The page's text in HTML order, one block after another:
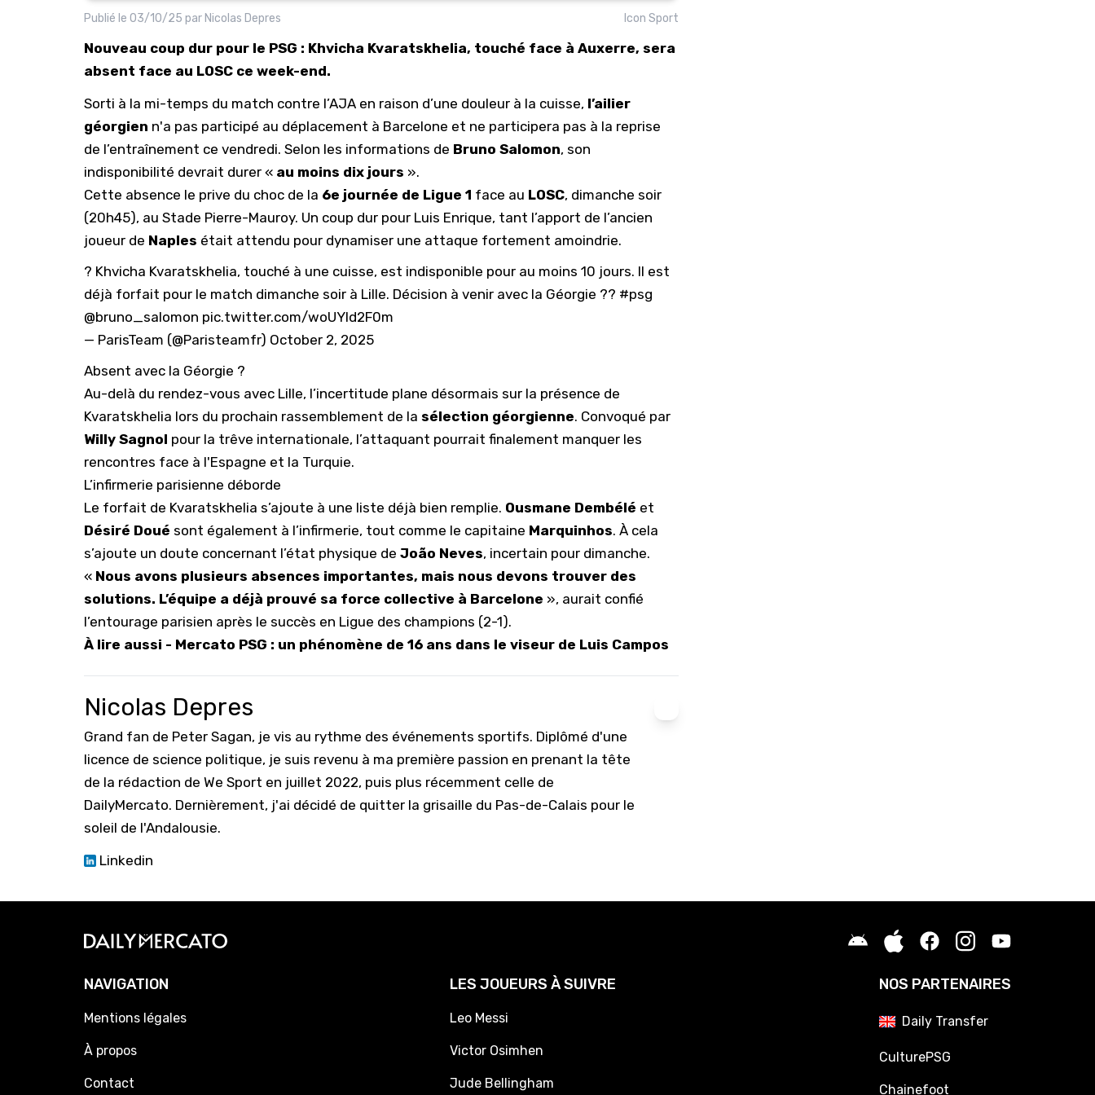
Publié le 03/10/25 par Nicolas Depres Icon Sport
Nouveau coup dur pour le PSG : Khvicha Kvaratskhelia, touché face à Auxerre, sera
absent face au LOSC ce week-end.
Sorti à la mi-temps du match contre l’AJA en raison d’une douleur à la cuisse, l’ailier
géorgien n'a pas participé au déplacement à Barcelone et ne participera pas à la reprise
de l’entraînement ce vendredi. Selon les informations de Bruno Salomon, son
indisponibilité devrait durer « au moins dix jours ».
Cette absence le prive du choc de la 6e journée de Ligue 1 face au LOSC, dimanche soir
(20h45), au Stade Pierre-Mauroy. Un coup dur pour Luis Enrique, tant l’apport de l’ancien
joueur de Naples était attendu pour dynamiser une attaque fortement amoindrie.
? Khvicha Kvaratskhelia, touché à une cuisse, est indisponible pour au moins 10 jours. Il est
déjà forfait pour le match dimanche soir à Lille. Décision à venir avec la Géorgie ?? #psg
@bruno_salomon pic.twitter.com/woUYld2F0m
— ParisTeam (@Paristeamfr) October 2, 2025
Absent avec la Géorgie ?
Au-delà du rendez-vous avec Lille, l’incertitude plane désormais sur la présence de
Kvaratskhelia lors du prochain rassemblement de la sélection géorgienne. Convoqué par
Willy Sagnol pour la trêve internationale, l’attaquant pourrait finalement manquer les
rencontres face à l'Espagne et la Turquie.
L’infirmerie parisienne déborde
Le forfait de Kvaratskhelia s’ajoute à une liste déjà bien remplie. Ousmane Dembélé et
Désiré Doué sont également à l’infirmerie, tout comme le capitaine Marquinhos. À cela
s’ajoute un doute concernant l’état physique de João Neves, incertain pour dimanche.
« Nous avons plusieurs absences importantes, mais nous devons trouver des
solutions. L’équipe a déjà prouvé sa force collective à Barcelone », aurait confié
l’entourage parisien après le succès en Ligue des champions (2-1).
À lire aussi - Mercato PSG : un phénomène de 16 ans dans le viseur de Luis Campos
Nicolas Depres
Grand fan de Peter Sagan, je vis au rythme des événements sportifs. Diplômé d'une
licence de science politique, je suis revenu à ma première passion en prenant la tête
de la rédaction de We Sport en juillet 2022, puis plus récemment celle de
DailyMercato. Dernièrement, j'ai décidé de quitter la grisaille du Pas-de-Calais pour le
soleil de l'Andalousie.
Linkedin
NAVIGATION
Mentions légales
À propos
Contact
LES JOUEURS À SUIVRE
Leo Messi
Victor Osimhen
Jude Bellingham
NOS PARTENAIRES
Daily Transfer
CulturePSG
Chainefoot